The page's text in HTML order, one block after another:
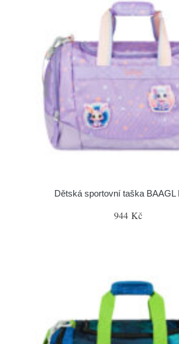
Dětská sportovní taška BAAGL
944 Kč